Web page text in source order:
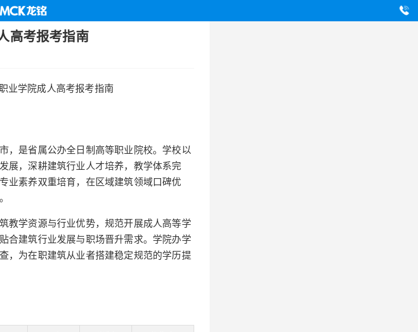
高考报考指南
，是省属公办全日制高等职业院校。学校以
展，深耕建筑行业人才培养，教学体系完
业素养双重培育，在区域建筑领域口碑优
教学资源与行业优势，规范开展成人高等学
合建筑行业发展与职场晋升需求。学院办学
，为在职建筑从业者搭建稳定规范的学历提